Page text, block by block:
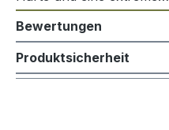
Bewertungen
Produktsicherheit